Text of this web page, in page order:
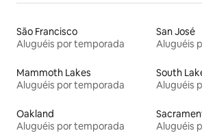
São Francisco
Aluguéis por temporada
San José
Aluguéis
Mammoth Lakes
Aluguéis por temporada
South
Aluguéis
Oakland
Aluguéis por temporada
Aluguéis